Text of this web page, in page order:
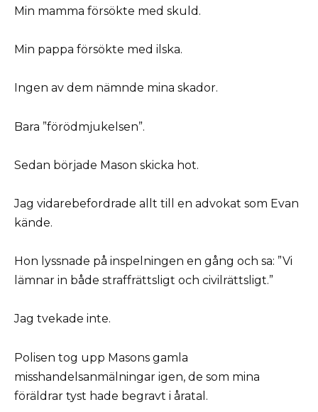
Min mamma försökte med skuld.
Min pappa försökte med ilska.
Ingen av dem nämnde mina skador.
Bara ”förödmjukelsen”.
Sedan började Mason skicka hot.
Jag vidarebefordrade allt till en advokat som Evan
kände.
Hon lyssnade på inspelningen en gång och sa: ”Vi
lämnar in både straffrättsligt och civilrättsligt.”
Jag tvekade inte.
Polisen tog upp Masons gamla
misshandelsanmälningar igen, de som mina
föräldrar tyst hade begravt i åratal.